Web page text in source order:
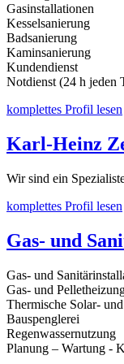
Gasinstallationen
Kesselsanierung
Badsanierung
Kaminsanierung
Kundendienst
Notdienst (24 h jeden
komplettes Profil lesen
Karl-Heinz
Wir sind ein
komplettes Profil lesen
Gas- und
Gas- und
Gas- und
Thermische Solar-
Bauspenglerei
Regenwassernutzung
Planung – Wartung -